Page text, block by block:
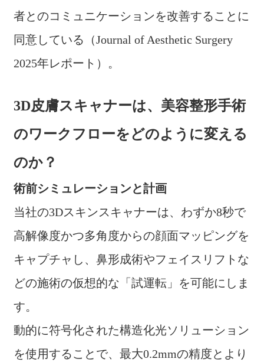
者とのコミュニケーションを改善することに
同意している（Journal of Aesthetic Surgery
2025年レポート）。
3D皮膚スキャナーは、美容整形手術
のワークフローをどのように変える
のか？
術前シミュレーションと計画
当社の3Dスキンスキャナーは、わずか8秒で
高解像度かつ多角度からの顔面マッピングを
キャプチャし、鼻形成術やフェイスリフトな
どの施術の仮想的な「試運転」を可能にしま
す。
動的に符号化された構造化光ソリューション
を使用することで、最大0.2mmの精度とより